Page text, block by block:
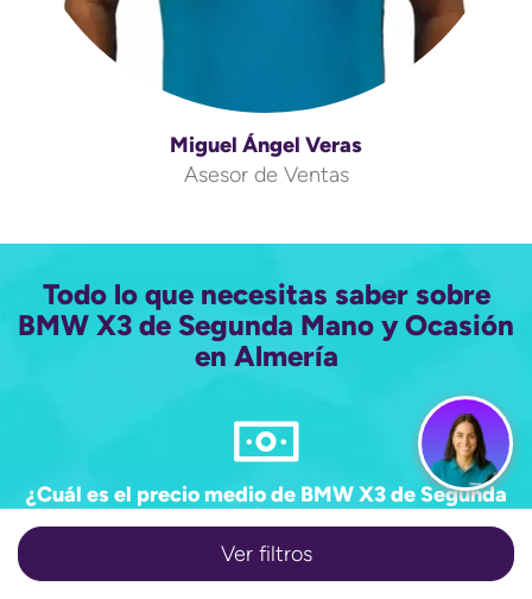
Ver filtros
Miguel Ángel Veras
Asesor de Ventas
Todo lo que necesitas saber sobre
BMW X3 de Segunda Mano y Ocasión
en Almería
¿Cuál es el precio medio de BMW X3 de Segunda
Mano y Ocasión en Almería?
55.906€